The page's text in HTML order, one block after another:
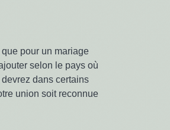
pour un mariage
selon le pays où
dans certains
union soit reconnue